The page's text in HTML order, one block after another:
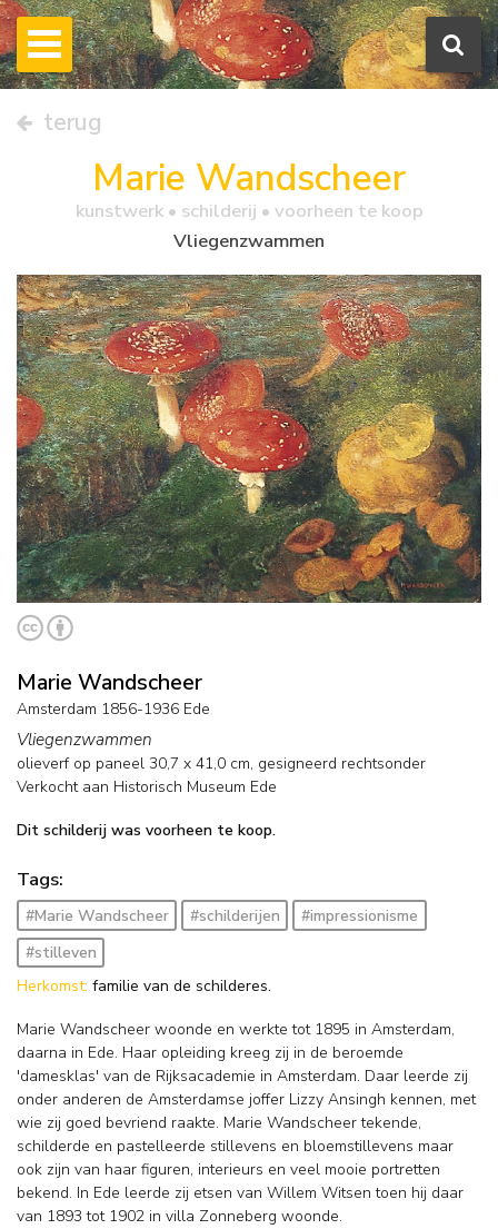
terug
Marie Wandscheer
kunstwerk • schilderij • voorheen te koop
Vliegenzwammen
Marie Wandscheer
Amsterdam 1856-1936 Ede
Vliegenzwammen
olieverf op paneel 30,7 x 41,0 cm, gesigneerd rechtsonder
Verkocht aan Historisch Museum Ede
Dit schilderij was voorheen te koop.
Tags:
#Marie Wandscheer #schilderijen
#impressionisme
#stilleven
Herkomst: familie van de schilderes.
Marie Wandscheer woonde en werkte tot 1895 in Amsterdam,
daarna in Ede. Haar opleiding kreeg zij in de beroemde
'damesklas' van de Rijksacademie in Amsterdam. Daar leerde zij
onder anderen de Amsterdamse joffer Lizzy Ansingh kennen, met
wie zij goed bevriend raakte. Marie Wandscheer tekende,
schilderde en pastelleerde stillevens en bloemstillevens maar
ook zijn van haar figuren, interieurs en veel mooie portretten
bekend. In Ede leerde zij etsen van Willem Witsen toen hij daar
van 1893 tot 1902 in villa Zonneberg woonde.